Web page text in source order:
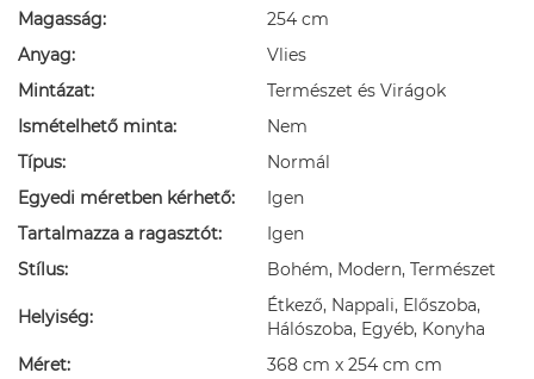
Magasság:
254 cm
Anyag:
Vlies
Mintázat:
Természet és Virágok
Ismételhető minta:
Nem
Típus:
Normál
Egyedi méretben kérhető:
Igen
Tartalmazza a ragasztót:
Igen
Stílus:
Bohém, Modern, Természet
Helyiség:
Étkező, Nappali, Előszoba,
Hálószoba, Egyéb, Konyha
Méret:
368 cm x 254 cm cm